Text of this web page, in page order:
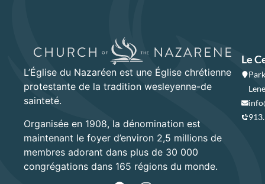
L’Église du Nazaréen est une Église chrétienne
protestante de la tradition wesleyenne-de
sainteté.
Organisée en 1908, la dénomination est
maintenant le foyer d’environ 2,5 millions de
membres adorant dans plus de 30 000
congrégations dans 165 régions du monde.
Le